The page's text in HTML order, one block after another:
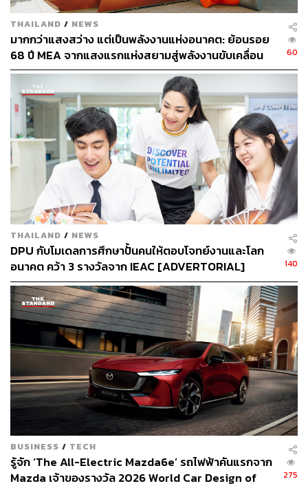
เหมือนทุกอย่างนำพาให้คุณหมอทำ ZELENS จริงๆ พูด
ถึงมะเร็งผิวหนังแล้ว อยากรู้เลยว่าสกินแคร์สามารถ
ช่วยรักษามะเร็งผิวหนังได้ไหม
Dr.Lens:
ไม่ครับ ในอดีต ถ้าคุณเป็นมะเร็งผิวหนัง คุณจะ
รักษาได้ด้วยการผ่าตัดเท่านั้นใช่ไหม ทุกวันนี้ถ้าเป็นมะเร็ง
ผิวหนังชนิดเมลาโนมา (Melanoma)คุณยังคงต้องใช้วิธี
ผ่าตัดเป็นหลัก
แต่เมื่อเราพูดถึงมะเร็งผิวหนังชนิดที่ไม่ใช่เมลาโนมา โดย
เฉพาะBasal-cell Carcinomaซึ่งพบได้บ่อยมาก ก็มีการ
รักษาแบบทาแล้วครับ ซึ่งมันแสดงให้เห็นว่าผลิตภัณฑ์ที่เรา
ใช้กับผิวมีความสำคัญต่อสุขภาพผิวมากแค่ไหน
ดังนั้น แม้ผมจะไม่คิดว่าสกินแคร์จะรักษามะเร็งผิวหนังได้ แต่
มันสามารถช่วยลดความเสี่ยงต่อมะเร็งจากปัจจัยภายนอกได้
และเมื่อผิวแข็งแรงขึ้น ก็จะสามารถทนทานต่อการเกิดมะเร็ง
ผิวหนังได้มากขึ้น มันเป็นเรื่องของหลายๆ ปัจจัยครับ เช่น
ความชุ่มชื้นที่เหมาะสมของผิว การซ่อมแซมเกราะป้องกัน
ซึ่งเกราะป้องกันผิว (Skin Barrier) มีความสำคัญอย่างยิ่งต่อ
การทำงานปกติของผิว และมันก็เสียหายได้ง่าย ดังนั้น การ
เสริมเกราะป้องกันผิวจึงเป็นขั้นตอนพื้นฐานที่สำคัญมาก ถ้า
คุณอยากจะรักษาผิวให้มีสุขภาพดีและป้องกันการแก่ของผิว
ก่อนวัย รวมถึงมะเร็งผิวหนัง
THAILAND / NEWS
มากกว่าแสงสว่าง แต่เป็นพลังงานแห่งอนาคต: ย้อนรอย
68 ปี MEA จากแสงแรกแห่งสยามสู่พลังงานขับเคลื่อน
เมือง ผ่าน MEA SPARK
60
THAILAND / NEWS
DPU กับโมเดลการศึกษาปั้นคนให้ตอบโจทย์งานและโลก
อนาคต คว้า 3 รางวัลจาก IEAC [ADVERTORIAL]
140
BUSINESS / TECH
รู้จัก ‘The All-Electric Mazda6e’ รถไฟฟ้าคันแรกจาก
Mazda เจ้าของรางวัล 2026 World Car Design of
275